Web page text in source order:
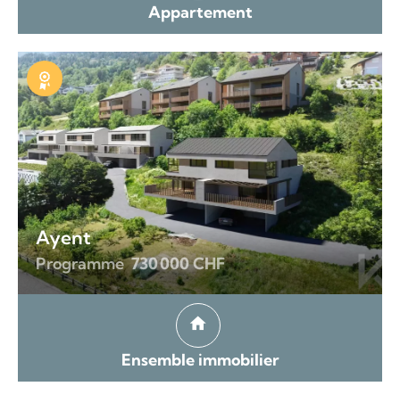
Appartement
Exclusivité
Ayent
Programme 730 000 CHF
Ensemble immobilier